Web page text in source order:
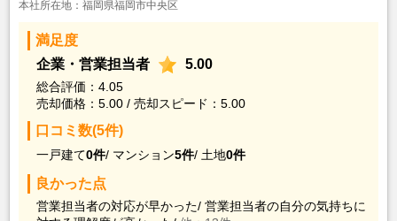
本社所在地：福岡県福岡市中央区
満足度
企業・営業担当者
5.00
総合評価：4.05
売却価格：5.00 / 売却スピード：5.00
口コミ数(5件)
一戸建て0件/ マンション5件/ 土地0件
良かった点
営業担当者の対応が早かった/ 営業担当者の自分の気持ちに